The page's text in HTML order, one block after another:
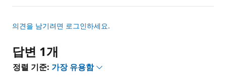
음
의견을 남기려면 로그인하세요.
답변 1개
정렬 기준: 가장 유용함